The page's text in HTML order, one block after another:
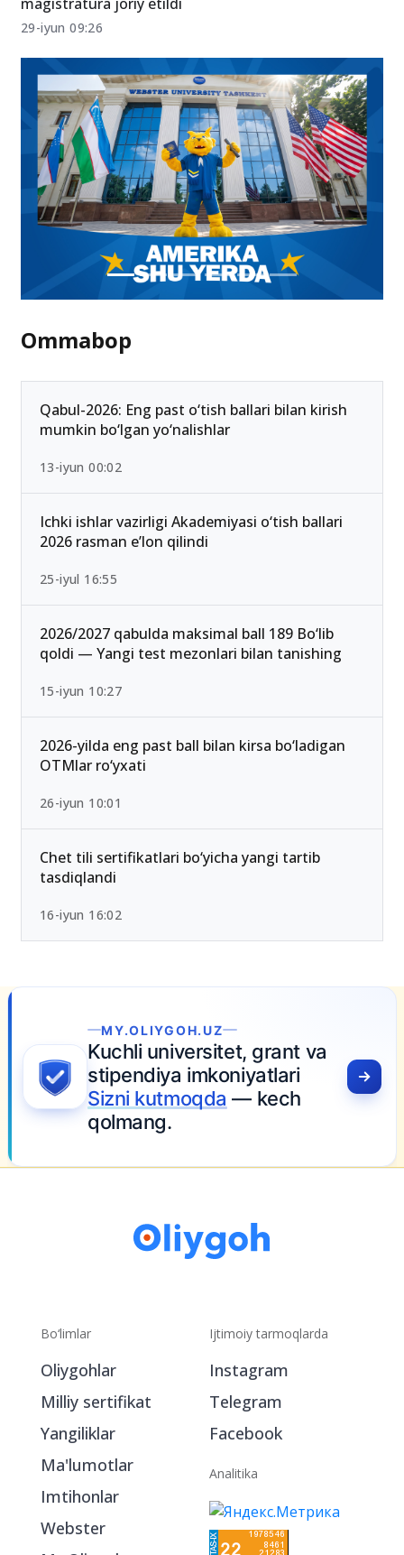
29-iyun 09:26
Ommabop
Qabul-2026: Eng past o‘tish ballari bilan kirish
mumkin bo‘lgan yo‘nalishlar
13-iyun 00:02
Ichki ishlar vazirligi Akademiyasi o‘tish ballari
2026 rasman e’lon qilindi
25-iyul 16:55
2026/2027 qabulda maksimal ball 189 Bo‘lib
qoldi — Yangi test mezonlari bilan tanishing
15-iyun 10:27
2026-yilda eng past ball bilan kirsa bo‘ladigan
OTMlar ro‘yxati
26-iyun 10:01
Chet tili sertifikatlari bo‘yicha yangi tartib
tasdiqlandi
16-iyun 16:02
Bo‘limlar
Oliygohlar
Ijtimoiy tarmoqlarda
Telegram
Facebook